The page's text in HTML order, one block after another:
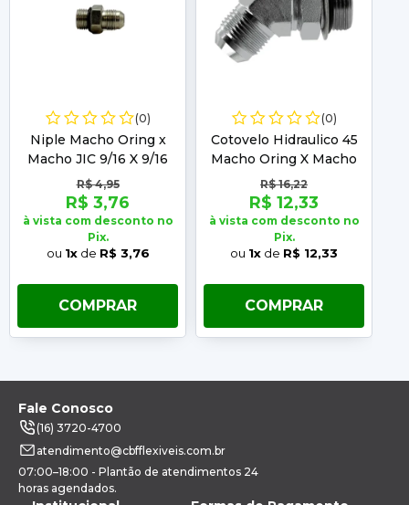
(0)
Niple Macho Oring x
Macho JIC 9/16 X 9/16
R$ 4,95
R$ 3,76
à vista com desconto no
Pix.
ou 1xde R$ 3,76
COMPRAR
(0)
Cotovelo Hidraulico 45
Macho Oring X Macho
JIC 9/16 X 9/16
R$ 16,22
R$ 12,33
à vista com desconto no
Pix.
ou 1x de R$ 12,33
COMPRAR
Fale Conosco
(16) 3720-4700
atendimento@cbfflexiveis.com.br
07:00–18:00 - Plantão de atendimentos 24
horas agendados.